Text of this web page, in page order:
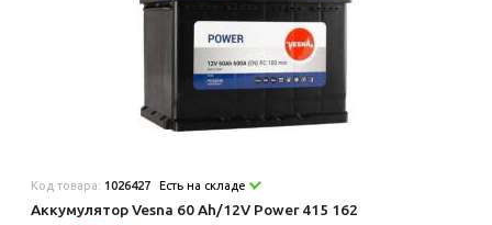
Код товара: 1026427 Есть на складе
Аккумулятор Vesna 60 Ah/12V Power 415 162